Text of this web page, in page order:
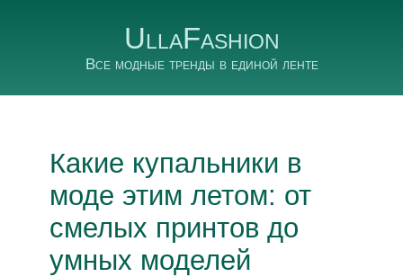
UllaFashion
Все модные тренды в единой ленте
Какие купальники в
моде этим летом: от
смелых принтов до
умных моделей